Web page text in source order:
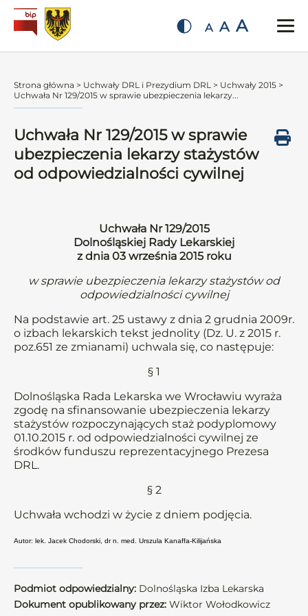
A A A
Strona główna > Uchwały DRL i Prezydium DRL > Uchwały 2015 >
Uchwała Nr 129/2015 w sprawie ubezpieczenia lekarzy...
Uchwała Nr 129/2015 w sprawie
ubezpieczenia lekarzy stażystów
od odpowiedzialności cywilnej
Uchwała Nr 129/2015
Dolnośląskiej Rady Lekarskiej
z dnia 03 września 2015 roku
w sprawie ubezpieczenia lekarzy stażystów od
odpowiedzialności cywilnej
Na podstawie art. 25 ustawy z dnia 2 grudnia 2009r.
o izbach lekarskich tekst jednolity (Dz. U. z 2015 r.
poz.651 ze zmianami) uchwala się, co następuje:
§ 1
Dolnośląska Rada Lekarska we Wrocławiu wyraża
zgodę na sfinansowanie ubezpieczenia lekarzy
stażystów rozpoczynających staż podyplomowy
01.10.2015 r. od odpowiedzialności cywilnej ze
środków funduszu reprezentacyjnego Prezesa
DRL.
§ 2
Uchwała wchodzi w życie z dniem podjęcia.
Autor: lek. Jacek Chodorski, dr n. med. Urszula Kanaffa-Kilijańska
Podmiot odpowiedzialny: Dolnośląska Izba Lekarska
Dokument opublikowany przez: Wiktor Wołodkowicz